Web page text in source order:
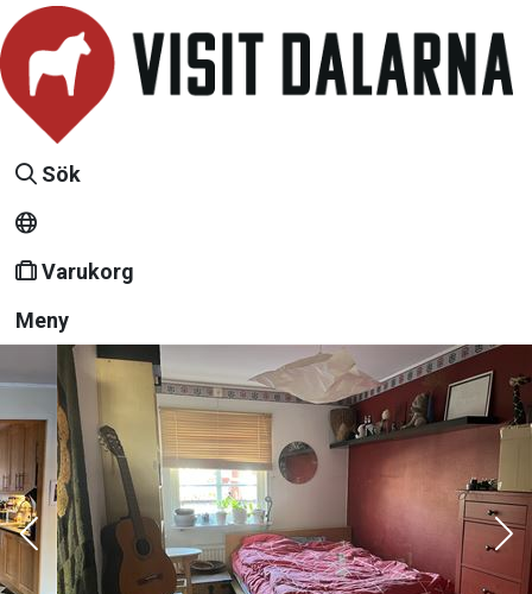
Sök
Varukorg
Meny